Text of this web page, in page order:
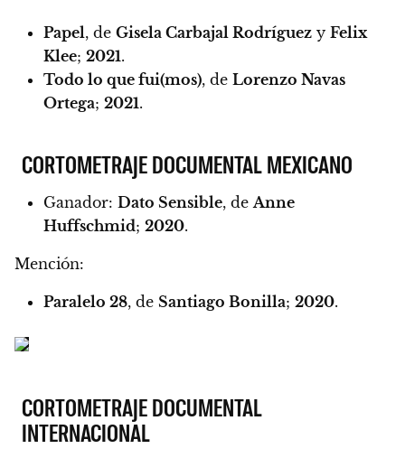
Papel, de Gisela Carbajal Rodríguez y Felix
Klee; 2021.
Todo lo que fui(mos), de Lorenzo Navas
Ortega; 2021.
CORTOMETRAJE DOCUMENTAL MEXICANO
Ganador: Dato Sensible, de Anne
Huffschmid; 2020.
Mención:
Paralelo 28, de Santiago Bonilla; 2020.
CORTOMETRAJE DOCUMENTAL
INTERNACIONAL